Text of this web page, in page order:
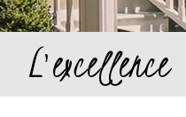
L'excellence